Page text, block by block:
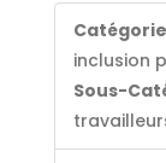
inclusion
Sous-